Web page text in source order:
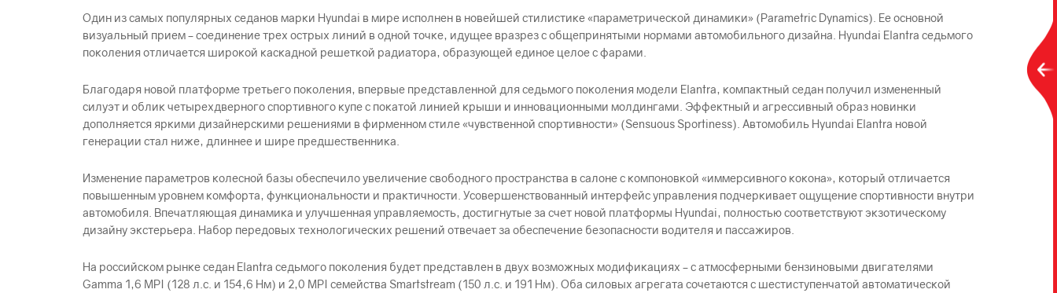
Один из самых популярных седанов марки Hyundai в мире исполнен в новейшей стилистике «параметрической динамики» (Parametric Dynamics). Ее основной
визуальный прием – соединение трех острых линий в одной точке, идущее вразрез с общепринятыми нормами автомобильного дизайна. Hyundai Elantra седьмого
поколения отличается широкой каскадной решеткой радиатора, образующей единое целое с фарами.
Благодаря новой платформе третьего поколения, впервые представленной для седьмого поколения модели Elantra, компактный седан получил измененный
силуэт и облик четырехдверного спортивного купе с покатой линией крыши и инновационными молдингами. Эффектный и агрессивный образ новинки
дополняется яркими дизайнерскими решениями в фирменном стиле «чувственной спортивности» (Sensuous Sportiness). Автомобиль Hyundai Elantra новой
генерации стал ниже, длиннее и шире предшественника.
Изменение параметров колесной базы обеспечило увеличение свободного пространства в салоне с компоновкой «иммерсивного кокона», который отличается
повышенным уровнем комфорта, функциональности и практичности. Усовершенствованный интерфейс управления подчеркивает ощущение спортивности внутри
автомобиля. Впечатляющая динамика и улучшенная управляемость, достигнутые за счет новой платформы Hyundai, полностью соответствуют экзотическому
дизайну экстерьера. Набор передовых технологических решений отвечает за обеспечение безопасности водителя и пассажиров.
На российском рынке седан Elantra седьмого поколения будет представлен в двух возможных модификациях – с атмосферными бензиновыми двигателями
Gamma 1,6 MPI (128 л.с. и 154,6 Нм) и 2,0 MPI семейства Smartstream (150 л.с. и 191 Нм). Оба силовых агрегата сочетаются с шестиступенчатой автоматической